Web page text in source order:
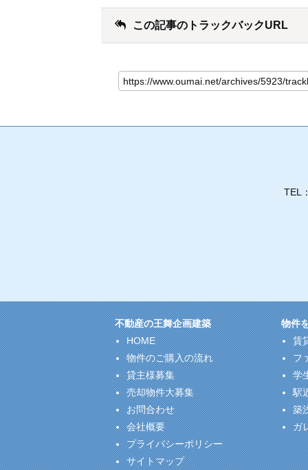
この記事のトラックバックURL
TEL：
不動産の王舞企画建築
HOME
物件のご購入の流れ
貸主様募集
売却物件大募集
お問合わせ
会社概要
プライバシーポリシー
サイトマップ
物件
賃
フ
学
駅
築
ガ